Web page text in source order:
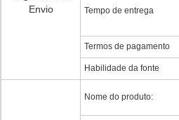
Envio
Tempo de entrega
Termos de pagamento
Habilidade da fonte
Nome do produto: